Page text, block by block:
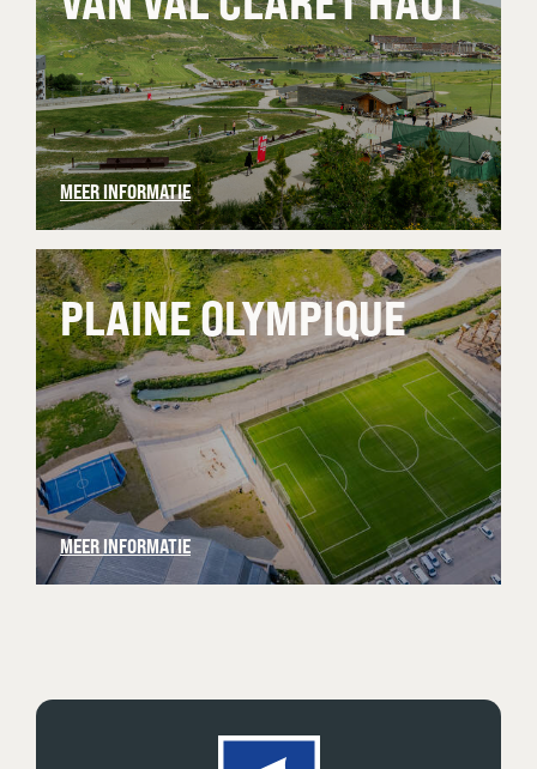
MEER INFORMATIE
PLAINE OLYMPIQUE
MEER INFORMATIE